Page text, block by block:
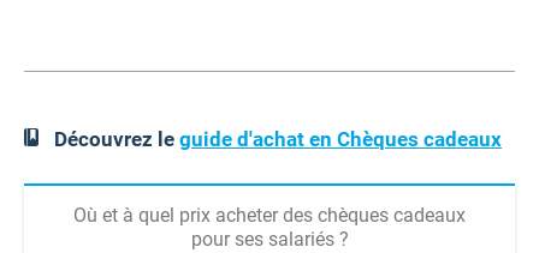
Découvrez leguide d'achat en Chèques cadeaux
Où et à quel prix acheter des chèques cadeaux
pour ses salariés ?